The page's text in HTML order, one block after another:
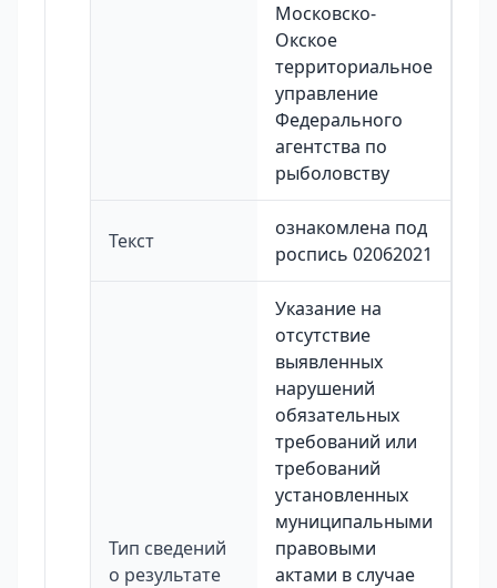
Московско-
Окское
территориальное
управление
Федерального
агентства по
рыболовству
Текст
ознакомлена под
роспись 02062021
Тип сведений
о результате
Указание на
отсутствие
выявленных
нарушений
обязательных
требований или
требований
установленных
муниципальными
правовыми
актами в случае